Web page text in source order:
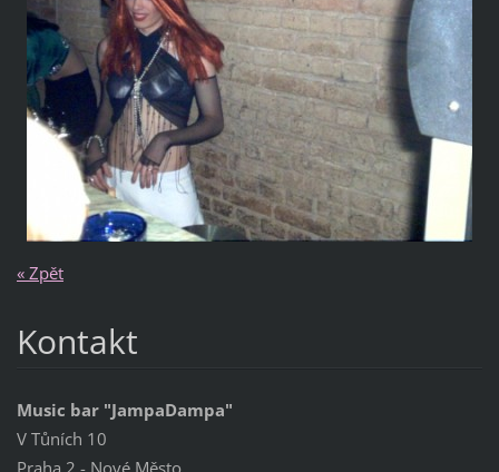
« Zpět
Kontakt
Music bar "JampaDampa"
V Tůních 10
Praha 2 - Nové Město